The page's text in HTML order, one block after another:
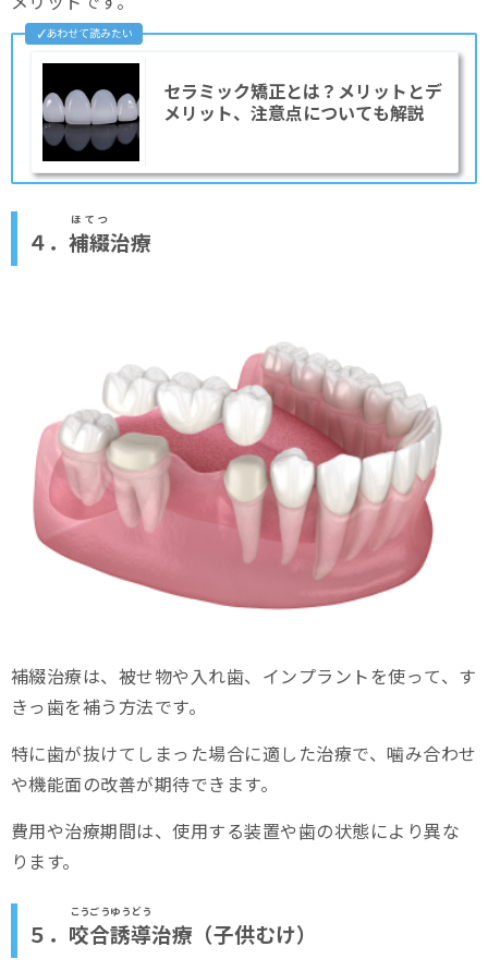
セラミック矯正とは？メリットとデ
メリット、注意点についても解説
４．補綴
ほてつ
治療
補綴治療は、被せ物や入れ歯、インプラントを使って、す
きっ歯を補う方法です。
特に歯が抜けてしまった場合に適した治療で、噛み合わせ
や機能面の改善が期待できます。
費用や治療期間は、使用する装置や歯の状態により異な
ります。
５． 咬合誘導
こうごうゆうどう
治療（子供むけ）